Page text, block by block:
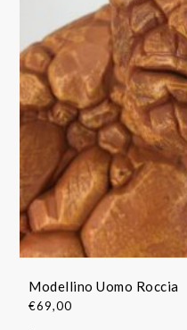
Modellino Uomo Roccia
€69,00